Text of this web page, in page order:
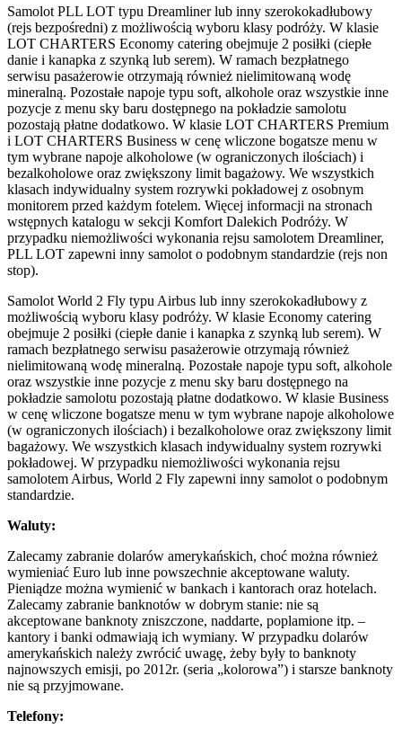
Samolot PLL LOT typu Dreamliner lub inny szerokokadłubowy
(rejs bezpośredni) z możliwością wyboru klasy podróży. W klasie
LOT CHARTERS Economy catering obejmuje 2 posiłki (ciepłe
danie i kanapka z szynką lub serem). W ramach bezpłatnego
serwisu pasażerowie otrzymają również nielimitowaną wodę
mineralną. Pozostałe napoje typu soft, alkohole oraz wszystkie inne
pozycje z menu sky baru dostępnego na pokładzie samolotu
pozostają płatne dodatkowo. W klasie LOT CHARTERS Premium
i LOT CHARTERS Business w cenę wliczone bogatsze menu w
tym wybrane napoje alkoholowe (w ograniczonych ilościach) i
bezalkoholowe oraz zwiększony limit bagażowy. We wszystkich
klasach indywidualny system rozrywki pokładowej z osobnym
monitorem przed każdym fotelem. Więcej informacji na stronach
wstępnych katalogu w sekcji Komfort Dalekich Podróży. W
przypadku niemożliwości wykonania rejsu samolotem Dreamliner,
PLL LOT zapewni inny samolot o podobnym standardzie (rejs non
stop).
Samolot World 2 Fly typu Airbus lub inny szerokokadłubowy z
możliwością wyboru klasy podróży. W klasie Economy catering
obejmuje 2 posiłki (ciepłe danie i kanapka z szynką lub serem). W
ramach bezpłatnego serwisu pasażerowie otrzymają również
nielimitowaną wodę mineralną. Pozostałe napoje typu soft, alkohole
oraz wszystkie inne pozycje z menu sky baru dostępnego na
pokładzie samolotu pozostają płatne dodatkowo. W klasie Business
w cenę wliczone bogatsze menu w tym wybrane napoje alkoholowe
(w ograniczonych ilościach) i bezalkoholowe oraz zwiększony limit
bagażowy. We wszystkich klasach indywidualny system rozrywki
pokładowej. W przypadku niemożliwości wykonania rejsu
samolotem Airbus, World 2 Fly zapewni inny samolot o podobnym
standardzie.
Waluty:
Zalecamy zabranie dolarów amerykańskich, choć można również
wymieniać Euro lub inne powszechnie akceptowane waluty.
Pieniądze można wymienić w bankach i kantorach oraz hotelach.
Zalecamy zabranie banknotów w dobrym stanie: nie są
akceptowane banknoty zniszczone, naddarte, poplamione itp. –
kantory i banki odmawiają ich wymiany. W przypadku dolarów
amerykańskich należy zwrócić uwagę, żeby były to banknoty
najnowszych emisji, po 2012r. (seria „kolorowa”) i starsze banknoty
nie są przyjmowane.
Telefony: